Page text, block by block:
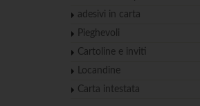
adesivi in carta
Pieghevoli
Cartoline e inviti
Locandine
Carta intestata